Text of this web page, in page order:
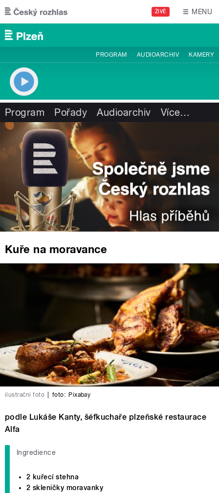
Přejít k hlavnímu obsahu
ŽIVĚ MENU
PROGRAM AUDIOARCHIV KAMERY
Program Pořady Audioarchiv Více…
Kuře na moravance
ilustrační foto foto: Pixabay
podle Lukáše Kanty, šéfkuchaře plzeňské restaurace
Alfa
Ingredience
2 kuřecí stehna
2 skleničky moravanky